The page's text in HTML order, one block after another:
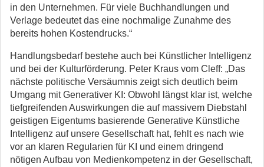
in den Unternehmen. Für viele Buchhandlungen und
Verlage bedeutet das eine nochmalige Zunahme des
bereits hohen Kostendrucks.“
Handlungsbedarf bestehe auch bei Künstlicher Intelligenz
und bei der Kulturförderung. Peter Kraus vom Cleff: „Das
nächste politische Versäumnis zeigt sich deutlich beim
Umgang mit Generativer KI: Obwohl längst klar ist, welche
tiefgreifenden Auswirkungen die auf massivem Diebstahl
geistigen Eigentums basierende Generative Künstliche
Intelligenz auf unsere Gesellschaft hat, fehlt es nach wie
vor an klaren Regularien für KI und einem dringend
nötigen Aufbau von Medienkompetenz in der Gesellschaft,